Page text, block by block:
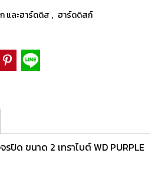
และฮาร์ดดิส , ฮาร์ดดิสก์
ปิด ขนาด 2 เทราไบต์ WD PURPLE